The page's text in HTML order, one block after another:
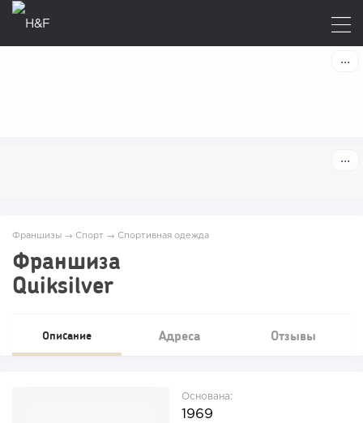
Франшизы → Спорт → Спортивная одежда
Франшиза
Quiksilver
Описание Адреса Отзывы
Основана:
1969